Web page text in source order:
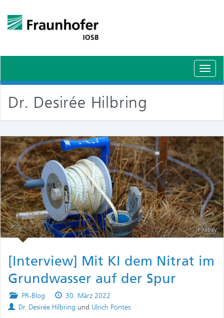
Dr. Desirée Hilbring
Pixabay
[Interview] Mit KI dem Nitrat im
Grundwasser auf der Spur
Posted
in
PR-Blog
Published
on
30. März 2022
Authors
Dr. Desirée Hilbring und Ulrich Pontes